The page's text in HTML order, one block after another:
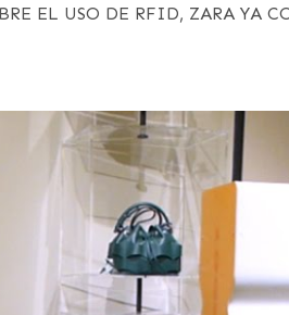
EL USO DE RFID, ZARA YA